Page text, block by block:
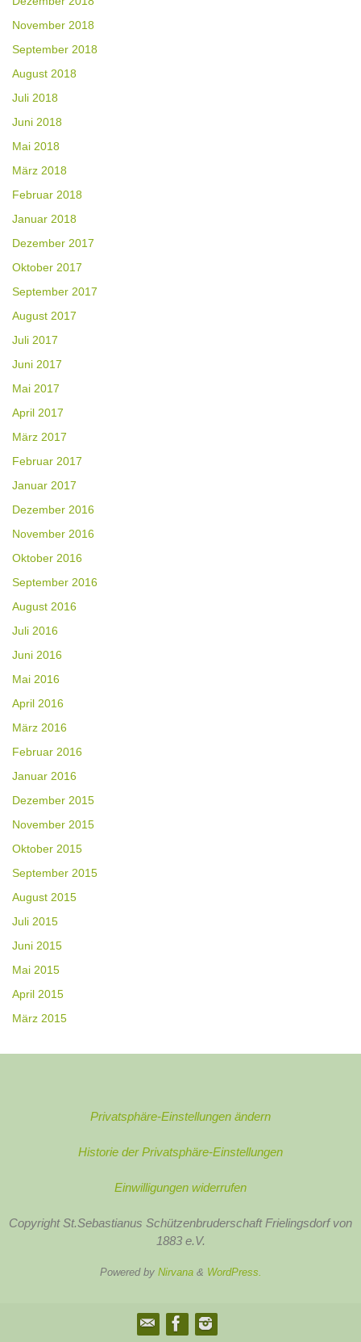
November 2018
September 2018
August 2018
Juli 2018
Juni 2018
Mai 2018
März 2018
Februar 2018
Januar 2018
Dezember 2017
Oktober 2017
September 2017
August 2017
Juli 2017
Juni 2017
Mai 2017
April 2017
März 2017
Februar 2017
Januar 2017
Dezember 2016
November 2016
Oktober 2016
September 2016
August 2016
Juli 2016
Juni 2016
Mai 2016
April 2016
März 2016
Februar 2016
Januar 2016
Dezember 2015
November 2015
Oktober 2015
September 2015
August 2015
Juli 2015
Juni 2015
Mai 2015
April 2015
März 2015
Privatsphäre-Einstellungen ändern
Historie der Privatsphäre-Einstellungen
Einwilligungen widerrufen
Copyright St.Sebastianus Schützenbruderschaft Frielingsdorf von
1883 e.V.
Powered by Nirvana& WordPress.